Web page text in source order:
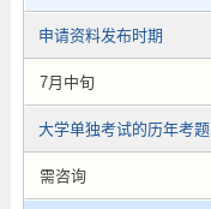
申请资料发布时期
7月中旬
大学单独考试的历年考题
需咨询